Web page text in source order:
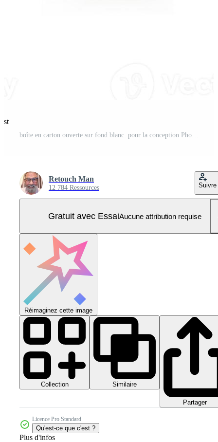
boîte en carton ouverte sur fond blanc. pour la conception Photo Pro
Retouch Man
12 784 Ressources Suivre
Gratuit avec EssaiAucune attribution requise
Réimaginez cette image
Collection Similaire
Partager
Licence Pro Standard
Qu'est-ce que c'est ?
Plus d'infos